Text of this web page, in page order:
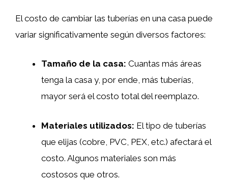
El costo de cambiar las tuberías en una casa puede
variar significativamente según diversos factores:
Tamaño de la casa: Cuantas más áreas
tenga la casa y, por ende, más tuberías,
mayor será el costo total del reemplazo.
Materiales utilizados: El tipo de tuberías
que elijas (cobre, PVC, PEX, etc.) afectará el
costo. Algunos materiales son más
costosos que otros.